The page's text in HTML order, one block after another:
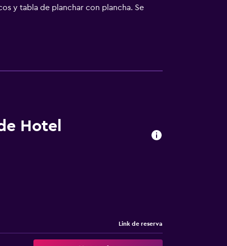
y tabla de planchar con plancha. Se
Hotel
Link de reserva